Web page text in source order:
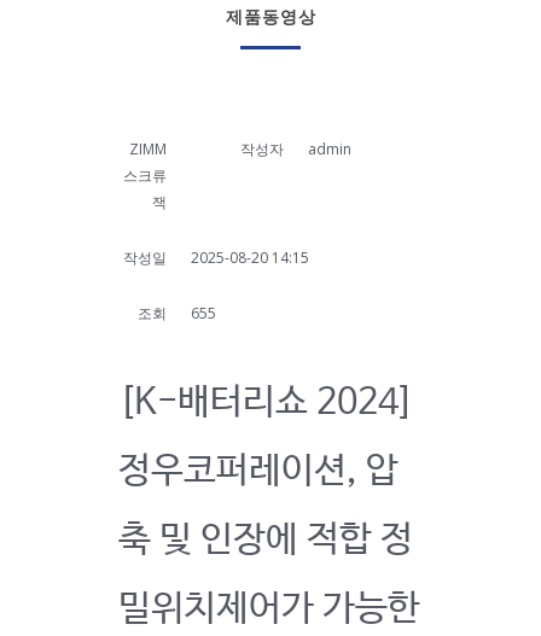
제품동영상
ZIMM
스크류
잭
작성자 admin
작성일 2025-08-20 14:15
조회 655
[K-배터리쇼 2024]
정우코퍼레이션, 압
축 및 인장에 적합 정
밀위치제어가 가능한